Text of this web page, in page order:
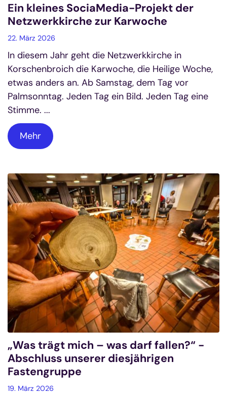
Ein kleines SociaMedia-Projekt der
Netzwerkkirche zur Karwoche
22. März 2026
In diesem Jahr geht die Netzwerkkirche in
Korschenbroich die Karwoche, die Heilige Woche,
etwas anders an. Ab Samstag, dem Tag vor
Palmsonntag. Jeden Tag ein Bild. Jeden Tag eine
Stimme. ...
Mehr
„Was trägt mich – was darf fallen?“ -
Abschluss unserer diesjährigen
Fastengruppe
19. März 2026